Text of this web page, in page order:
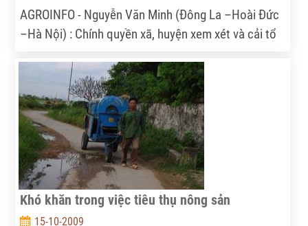
AGROINFO - Nguyễn Văn Minh (Đông La –Hoài Đức
–Hà Nội) : Chính quyền xã, huyện xem xét và cải tổ
cung cấp thông tin cho nông dân, hỗ trợ nông dân
trong chăn nuôi, trồng trọt…
Khó khăn trong việc tiêu thụ nông sản
15-10-2009